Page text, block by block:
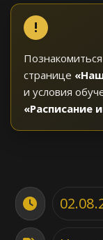
странице
и условия
«Расписание